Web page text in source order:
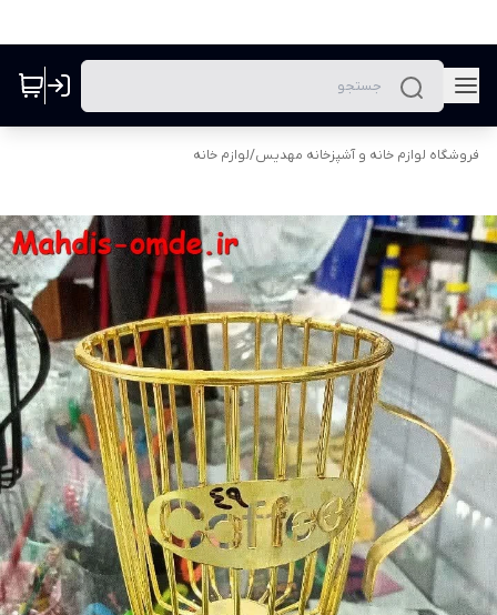
فروشگاه لوازم خانه و آشپزخانه مهدیس/لوازم خانه